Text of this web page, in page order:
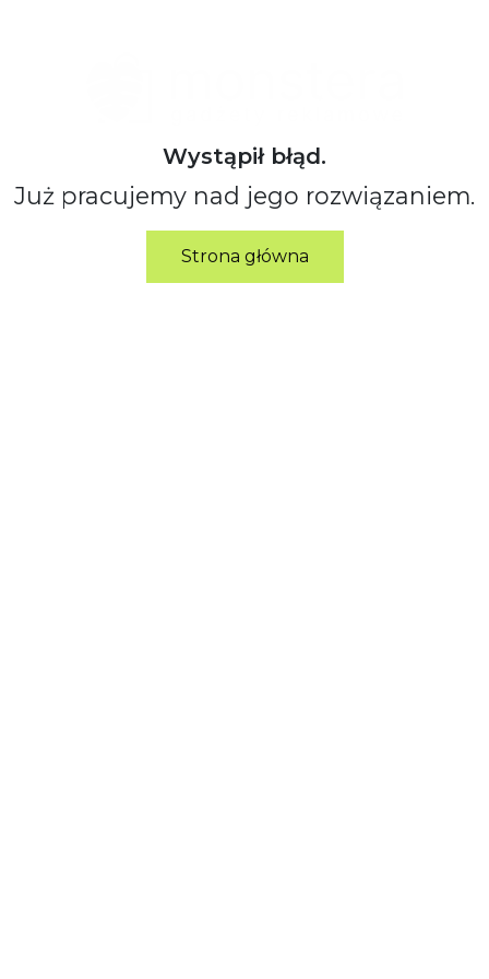
Wystąpił błąd.
Już pracujemy nad jego rozwiązaniem.
Strona główna